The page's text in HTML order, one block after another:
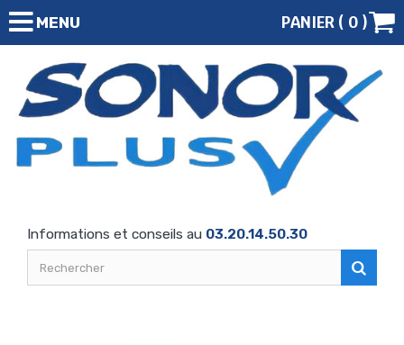
MENU PANIER ( 0 )
Informations et conseils au 03.20.14.50.30